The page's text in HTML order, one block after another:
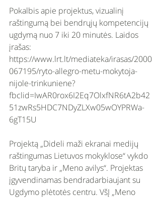
Pokalbis apie projektus, vizualinį
raštingumą bei bendrųjų kompetencijų
ugdymą nuo 7 iki 20 minutės. Laidos
įrašas:
https://www.lrt.lt/mediateka/irasas/2000
067195/ryto-allegro-metu-mokytoja-
nijole-trinkuniene?
fbclid=IwAR0rox6I2Eq7OlxfNR6tA2b42
51zwRs5HDC7NDyZLXw05wOYPRWa-
6gT15U
Projektą „Dideli maži ekranai medijų
raštingumas Lietuvos mokyklose“ vykdo
Britų taryba ir „Meno avilys“. Projektas
įgyvendinamas bendradarbiaujant su
Ugdymo plėtotės centru. VšĮ „Meno